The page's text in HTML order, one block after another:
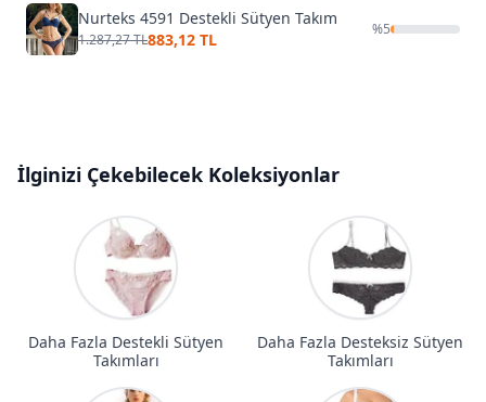
Nurteks 4591 Destekli Sütyen Takım
1.287,27 TL883,12 TL
%5
İlginizi Çekebilecek Koleksiyonlar
Daha Fazla Destekli Sütyen
Takımları
Daha Fazla Desteksiz Sütyen
Takımları